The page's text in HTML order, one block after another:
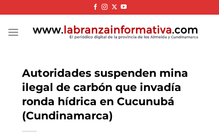
to
content
Autoridades suspenden mina
ilegal de carbón que invadía
ronda hídrica en Cucunubá
(Cundinamarca)